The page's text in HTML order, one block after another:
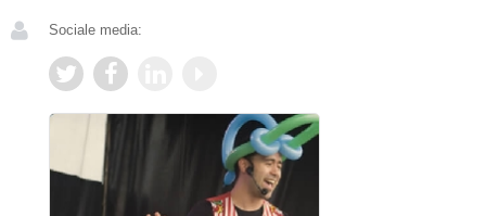
Sociale media: